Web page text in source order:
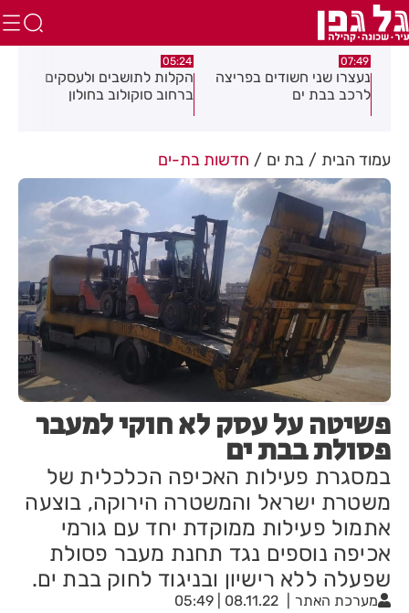
07:49
נעצרו שני חשודים בפריצה
לרכב בבת ים
05:24
הקלות לתושבים ולעסקים
ברחוב סוקולוב בחולון
עמוד הבית בת ים חדשות בת-ים
פשיטה על עסק לא חוקי למעבר
פסולת בבת ים
במסגרת פעילות האכיפה הכלכלית של
משטרת ישראל והמשטרה הירוקה, בוצעה
אתמול פעילות ממוקדת יחד עם גורמי
אכיפה נוספים נגד תחנת מעבר פסולת
שפעלה ללא רישיון ובניגוד לחוק בבת ים.
מערכת האתר 08.11.22 | 05:49